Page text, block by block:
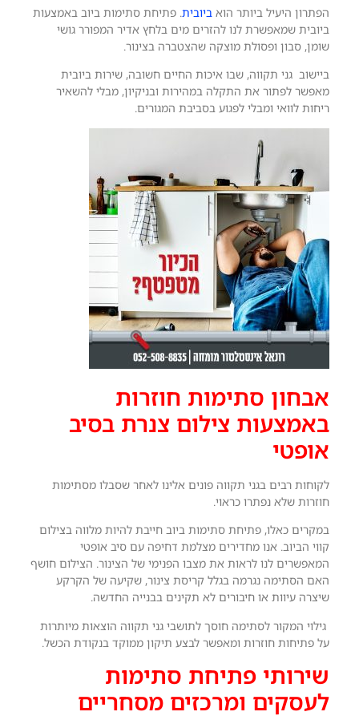
הפתרון היעיל ביותר הוא ביובית. פתיחת סתימות ביוב באמצעות
ביובית שמאפשרת לנו להזרים מים בלחץ אדיר המפורר גושי
שומן, סבון ופסולת מוצקה שהצטברה בצינור.
ביישוב גני תקווה, שבו איכות החיים חשובה, שירות ביובית
מאפשר לפתור את התקלה במהירות ובניקיון, מבלי להשאיר
ריחות לוואי ומבלי לפגוע בסביבת המגורים.
אבחון סתימות חוזרות
באמצעות צילום צנרת בסיב
אופטי
לקוחות רבים בגני תקווה פונים אלינו לאחר שסבלו מסתימות
חוזרות שלא נפתרו כראוי.
במקרים כאלו, פתיחת סתימות ביוב חייבת להיות מלווה בצילום
קווי הביוב. אנו מחדירים מצלמת דחיפה עם סיב אופטי
המאפשרים לנו לראות את מצבו הפנימי של הצינור. הצילום חושף
האם הסתימה נגרמה בגלל קריסת צינור, שקיעה של הקרקע
שיצרה עיוות או חיבורים לא תקינים בבנייה החדשה.
גילוי המקור לסתימה חוסך לתושבי גני תקווה הוצאות מיותרות
על פתיחות חוזרות ומאפשר לבצע תיקון ממוקד בנקודת הכשל.
שירותי פתיחת סתימות
לעסקים ומרכזים מסחריים